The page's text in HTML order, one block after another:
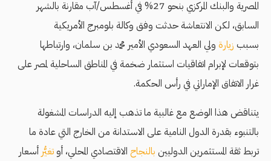
المصرية والبنك المركزي بنحو 27% في أغسطس/آب مقارنة بالشهر
السابق، لكن الانتعاشة حدثت وفق وكالة بلومبرج الأمريكية
بسبب زيارة ولي العهد السعودي الأمير محمد بن سلمان، وارتباطها
بتوقعات لإبرام اتفاقيات استثمار ضخمة في المناطق الساحلية لمصر على
غرار الاتفاق الإماراتي في رأس الحكمة.
يتناقض هذا الوضع مع غالبية ما تذهب إليه الدراسات المشغولة
بالتنبوء بقدرة الدول النامية على الاستدانة من الخارج التي عادة ما
تربط ثقة المستثمرين الدوليين بالنجاح الاقتصادي المحلي، أوتغيُّر أسعار